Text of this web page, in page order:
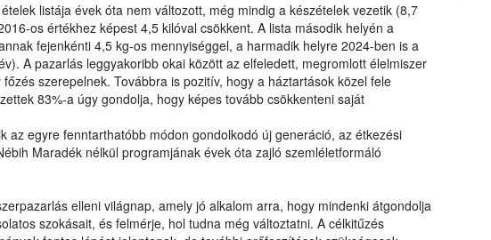
listája évek óta nem változott, még mindig a készételek vezetik (8,7
os értékhez képest 4,5 kilóval csökkent. A lista második helyén a
fejenkénti 4,5 kg-os mennyiséggel, a harmadik helyre 2024-ben is a
A pazarlás leggyakoribb okai között az elfeledett, megromlott élelmiszer
szerepelnek. Továbbra is pozitív, hogy a háztartások közel fele
83%-a úgy gondolja, hogy képes tovább csökkenteni saját
az egyre fenntarthatóbb módon gondolkodó új generáció, az étkezési
Maradék nélkül programjának évek óta zajló szemléletformáló
elleni világnap, amely jó alkalom arra, hogy mindenki átgondolja
szokásait, és felmérje, hol tudna még változtatni. A célkitűzés